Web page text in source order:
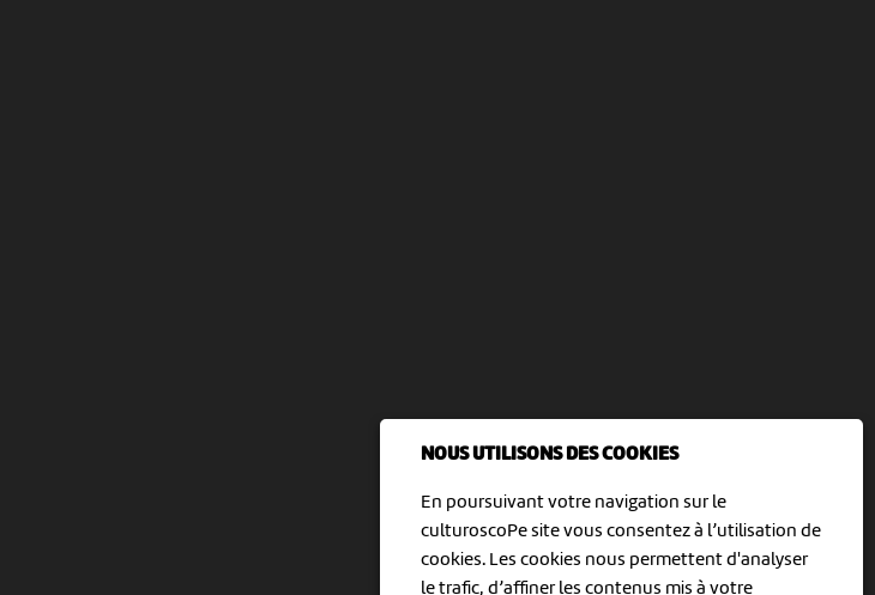
NOUS UTILISONS DES COOKIES
En poursuivant votre navigation sur le
culturoscoPe site vous consentez à l’utilisation de
cookies. Les cookies nous permettent d'analyser
le trafic, d’affiner les contenus mis à votre